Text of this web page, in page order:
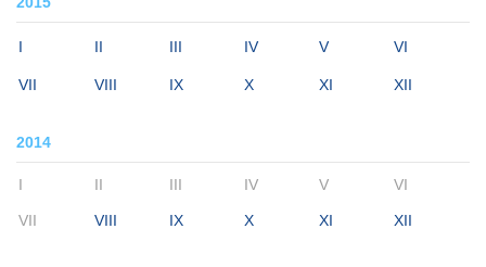
I II III IV V VI
VII VIII IX X XI XII
2014
I II III IV V VI
VII VIII IX X XI XII